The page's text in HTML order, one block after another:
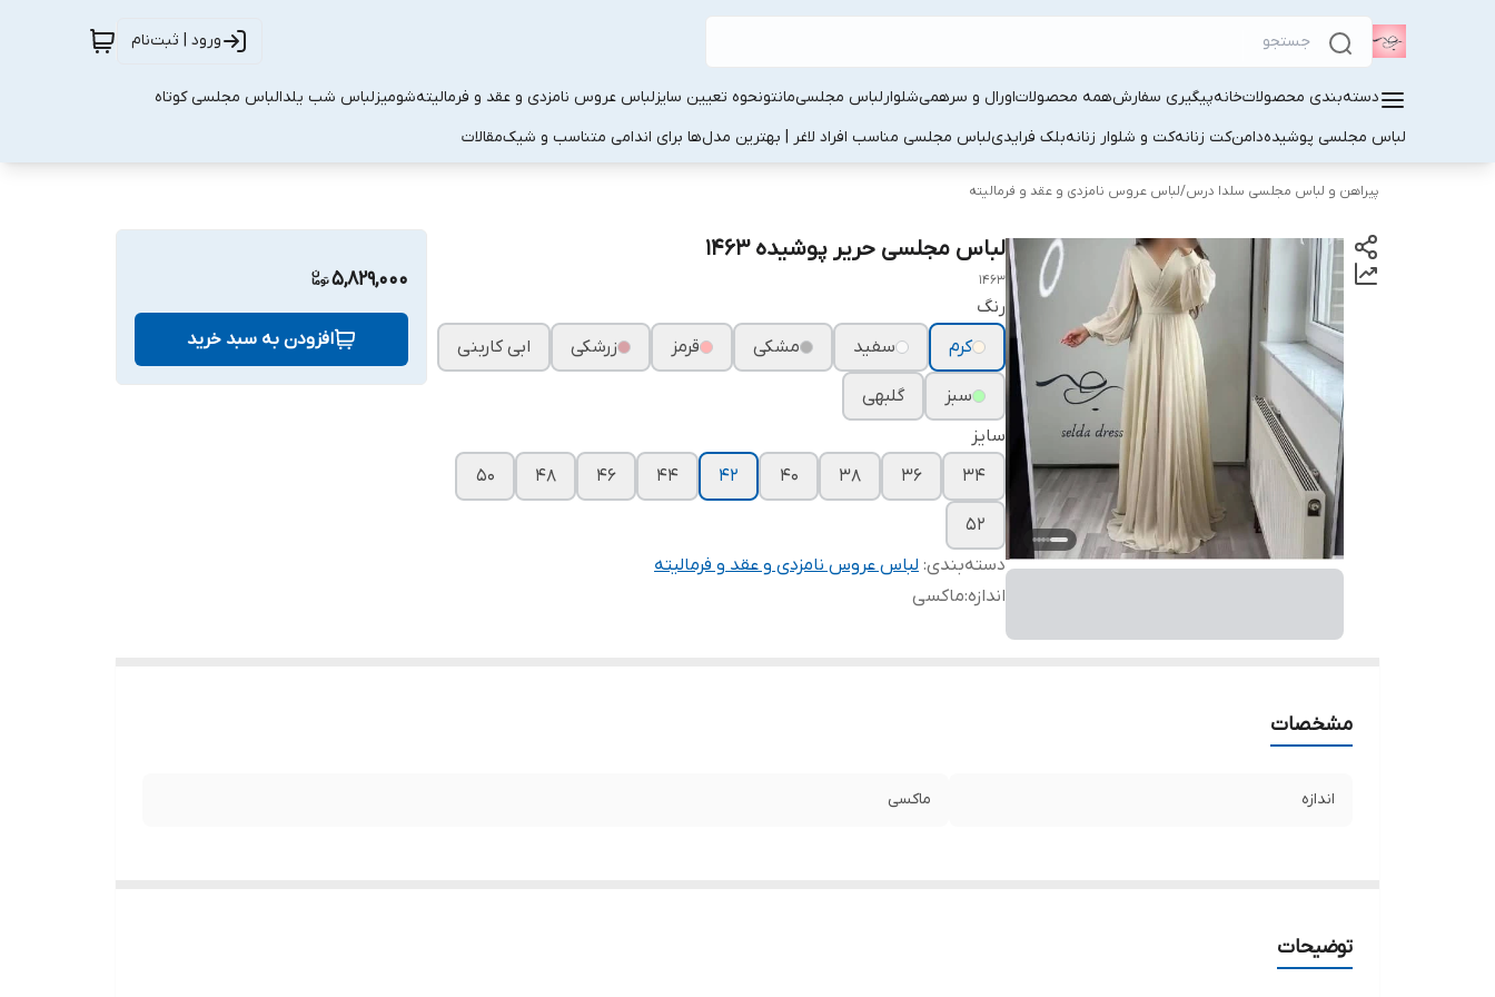
ورود | ثبت‌نام
دسته‌بندی محصولاتخانهپیگیری سفارشهمه محصولاتاورال و سرهمیشلوارلباس مجلسیمانتونحوه تعیین سایزلباس عروس نامزدی و عقد و فرمالیتهشومیزلباس شب یلدالباس مجلسی کوتاه
لباس مجلسی پوشیدهدامنکت زنانهکت و شلوار زنانهبلک فرایدیلباس مجلسی مناسب افراد لاغر | بهترین مدل‌ها برای اندامی متناسب و شیکمقالات
پیراهن و لباس مجلسی سلدا درس/لباس عروس نامزدی و عقد و فرمالیته
لباس مجلسی حریر پوشیده ۱۴۶۳
1463
رنگ
کرم
سفید مشکی قرمز زرشکی ابی کاربنی
سبز
گلبهی
سایز
۳۴
۳۶ ۳۸ ۴۰ ۴۲ ۴۴ ۴۶ ۴۸ ۵۰
۵۲
دسته‌بندی: لباس عروس نامزدی و عقد و فرمالیته
اندازه:ماکسی
5,829,000
افزودن به سبد خرید
مشخصات
اندازه ماکسی
توضیحات